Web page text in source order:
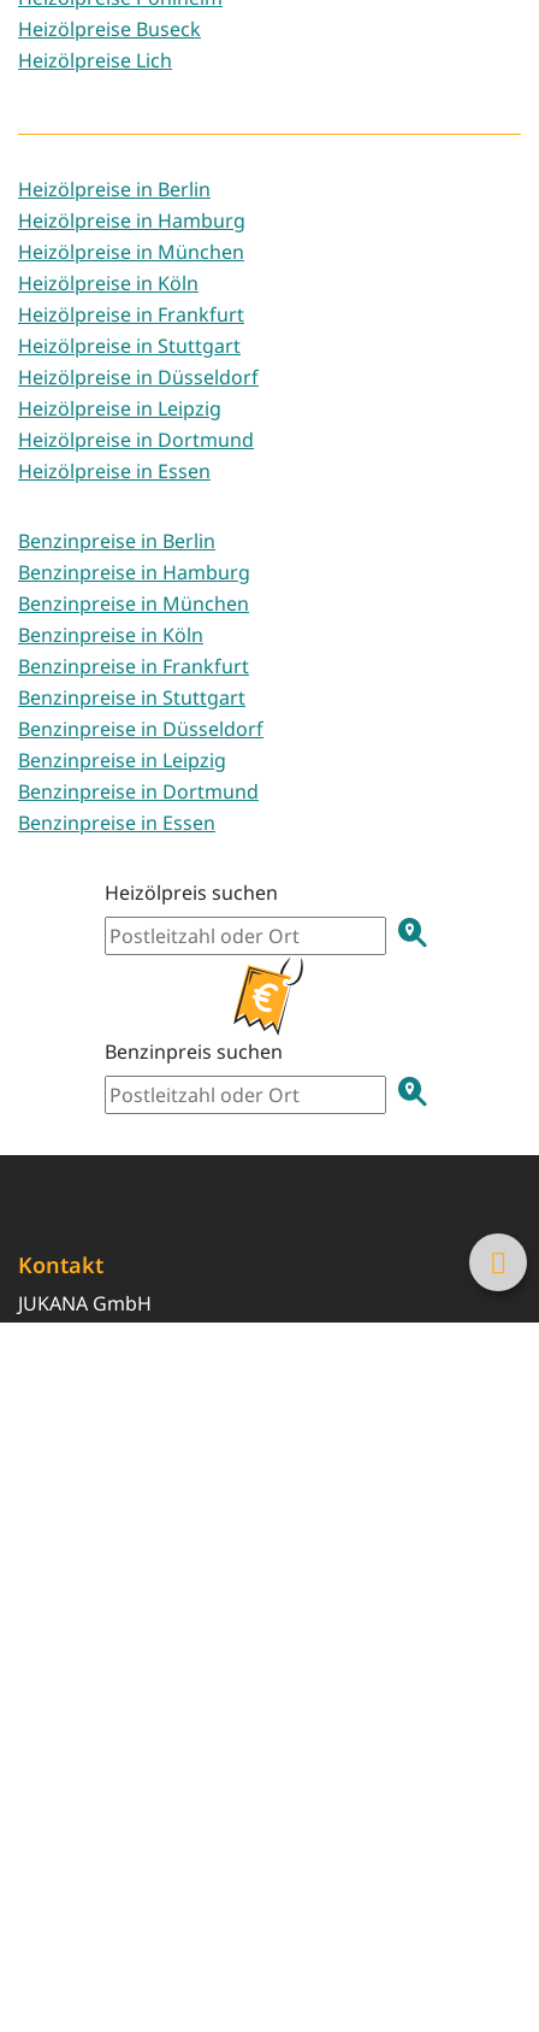
Heizölpreise Buseck
Heizölpreise Lich
Heizölpreise in Berlin
Heizölpreise in Hamburg
Heizölpreise in München
Heizölpreise in Köln
Heizölpreise in Frankfurt
Heizölpreise in Stuttgart
Heizölpreise in Düsseldorf
Heizölpreise in Leipzig
Heizölpreise in Dortmund
Heizölpreise in Essen
Benzinpreise in Berlin
Benzinpreise in Hamburg
Benzinpreise in München
Benzinpreise in Köln
Benzinpreise in Frankfurt
Benzinpreise in Stuttgart
Benzinpreise in Düsseldorf
Benzinpreise in Leipzig
Benzinpreise in Dortmund
Benzinpreise in Essen
Heizölpreis suchen
Benzinpreis suchen
Kontakt
JUKANA GmbH